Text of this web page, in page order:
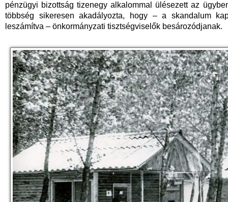
pénzügyi bizottság tizenegy alkalommal ülésezett az
többség sikeresen akadályozta, hogy – a skandalum
leszámítva – önkormányzati tisztségviselők besározódjanak.